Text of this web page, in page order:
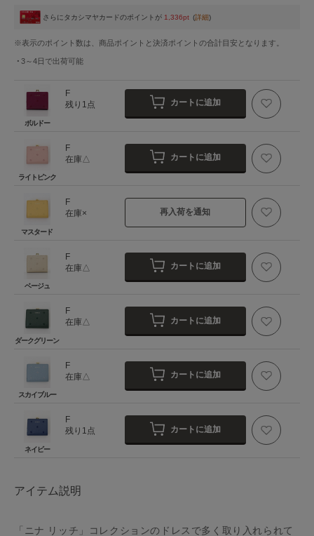
さらにタカシマヤカードのポイントが 1,336pt (詳細)
※表示のポイント数は、商品ポイントと決済ポイントの合計目安となります。
3～4日 で出荷可能
ボルドー
F
残り1点
カートに追加
ライトピンク
F
在庫△
カートに追加
マスタード
F
在庫×
再入荷を通知
ベージュ
F
在庫△
カートに追加
ダークグリーン
F
在庫△
カートに追加
スカイブルー
F
在庫△
カートに追加
ネイビー
F
残り1点
カートに追加
アイテム説明
「ニナ リッチ」コレクションのドレスで多く取り入れられて